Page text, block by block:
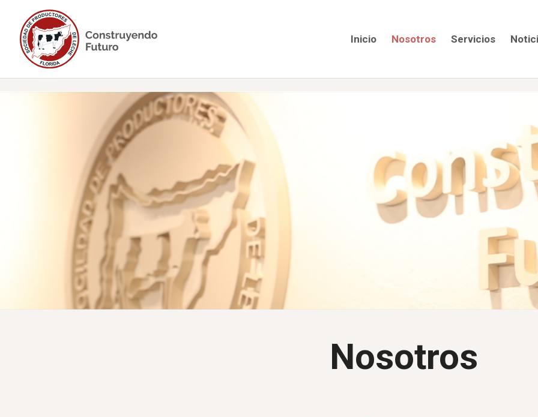
saltar al contenido
Inicio Nosotros Servicios
Nosotros